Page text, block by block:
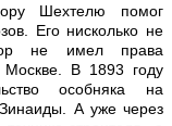
Шехтелю помог
Его нисколько не
не имел права
Москве. В 1893 году
особняка на
А уже через